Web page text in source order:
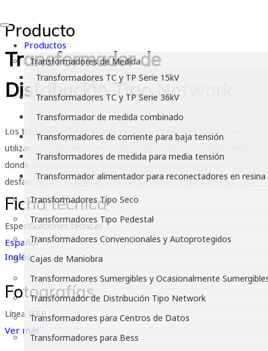
Productos
Transformadores de Medida
Transformadores TC y TP Serie 15kV
Transformadores TC y TP Serie 36kV
Transformador de medida combinado
Transformadores de corriente para baja tensión
Transformadores de medida para media tensión
Transformador alimentador para reconectadores en resina
Transformadores Tipo Seco
Transformadores Tipo Pedestal
Transformadores Convencionales y Autoprotegidos
Cajas de Maniobra
Transformadores Sumergibles y Ocasionalmente
Transformador de Distribución Tipo Network
Transformadores para Centros de Datos
Transformadores para Bess
Producto
Transformador de
Distribución TipoNetwork
Los transformadores de distribución sumergibles tipo Network se
utilizan principalmente en circuitos de distribución subterráneos,
donde están expuestos a condiciones meteorológicas
desfavorables, incluyendo inundaciones eventuales o extensas.
Ficha técnica
Especificaciones técnicas
Español
Inglés
Fotografías
Línea IEEE
Ver más